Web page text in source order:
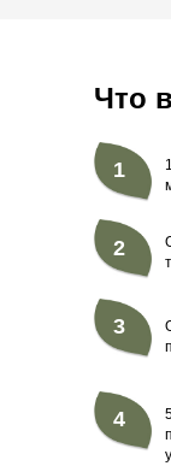
1
2
3
4
Что